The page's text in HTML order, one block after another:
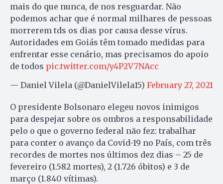
mais do que nunca, de nos resguardar. Não
podemos achar que é normal milhares de pessoas
morrerem tds os dias por causa desse vírus.
Autoridades em Goiás têm tomado medidas para
enfrentar esse cenário, mas precisamos do apoio
de todos pic.twitter.com/y4P2V7NAcc
— Daniel Vilela (@DanielVilela15) February 27, 2021
O presidente Bolsonaro elegeu novos inimigos
para despejar sobre os ombros a responsabilidade
pelo o que o governo federal não fez: trabalhar
para conter o avanço da Covid-19 no País, com três
recordes de mortes nos últimos dez dias – 25 de
fevereiro (1.582 mortes), 2 (1.726 óbitos) e 3 de
março (1.840 vítimas).